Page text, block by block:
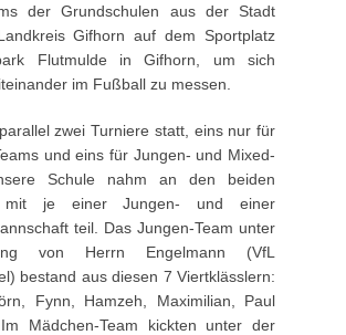
der Grundschulen aus der Stadt
Gifhorn auf dem Sportplatz
Flutmulde in Gifhorn, um sich
im Fußball zu messen.
zwei Turniere statt, eins nur für
und eins für Jungen- und Mixed-
Schule nahm an den beiden
mit je einer Jungen- und einer
teil. Das Jungen-Team unter
von Herrn Engelmann (VfL
bestand aus diesen 7 Viertklässlern:
Fynn, Hamzeh, Maximilian, Paul
Mädchen-Team kickten unter der